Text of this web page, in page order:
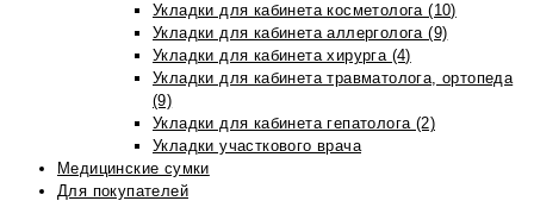
Укладки для кабинета косметолога (10)
Укладки для кабинета аллерголога (9)
Укладки для кабинета хирурга (4)
Укладки для кабинета травматолога, ортопеда
(9)
Укладки для кабинета гепатолога (2)
Укладки участкового врача
Медицинские сумки
Для покупателей